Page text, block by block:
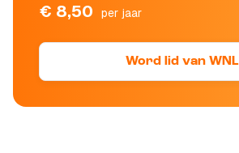
€ 8,50 per jaar
Word lid van WNL